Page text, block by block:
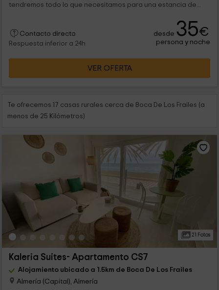
tendremos todo lo que necesitamos para una estancia de...
Contacto directo
Respuesta inferior a 24h
desde 35€
persona y noche
VER OFERTA
Te ofrecemos 17 casas rurales cerca de Boca De Los Frailes (a
menos de 25 Kilómetros)
21 Fotos
Kaleria Suites- Apartamento CS7
Alojamiento ubicado a 1.5km de Boca De Los Frailes
Almería (Capital), Almería